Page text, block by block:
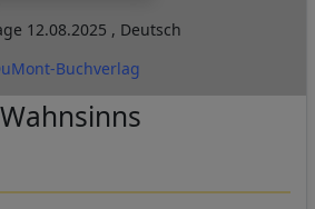
12.08.2025 , Deutsch
Buchverlag